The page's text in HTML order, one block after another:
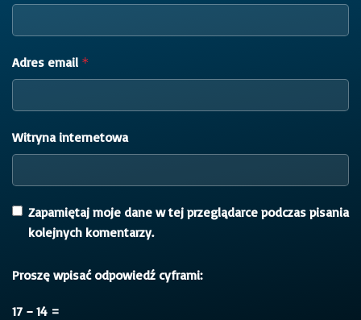
Adres email *
Witryna internetowa
Zapamiętaj moje dane w tej przeglądarce podczas pisania
kolejnych komentarzy.
Proszę wpisać odpowiedź cyframi:
17 − 14 =